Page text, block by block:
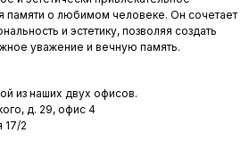
памяти о любимом человеке. Он сочетает
и эстетику, позволяя создать
уважение и вечную память.
из наших двух офисов.
д. 29, офис 4
17/2